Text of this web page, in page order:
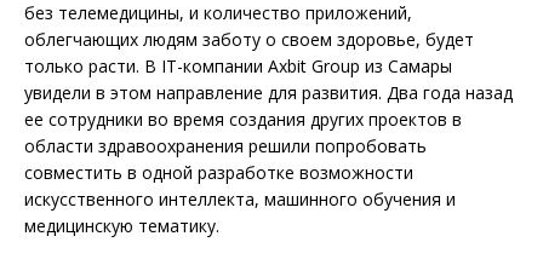
без телемедицины, и количество приложений,
облегчающих людям заботу о своем здоровье, будет
только расти. В IT-компании Axbit Group из Самары
увидели в этом направление для развития. Два года назад
ее сотрудники во время создания других проектов в
области здравоохранения решили попробовать
совместить в одной разработке возможности
искусственного интеллекта, машинного обучения и
медицинскую тематику.